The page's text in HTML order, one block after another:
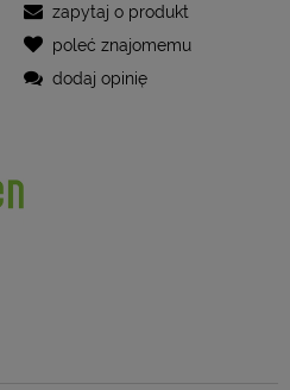
zapytaj o produkt
poleć znajomemu
dodaj opinię